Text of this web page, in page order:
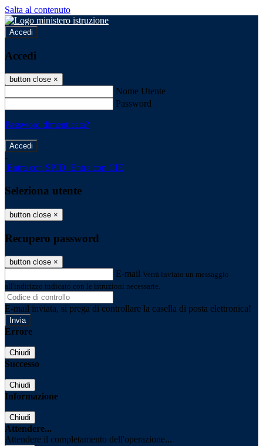
Salta al contenuto
Accedi
Accedi
button close ×
Nome Utente
Password
Password dimenticata?
-
Entra con SPID Entra con CIE
Seleziona utente
button close ×
Recupero password
button close ×
E-mail Verrà inviato un messaggio
all'indirizzo indicato con le istruzioni necessarie.
E-mail inviata, si prega di controllare la casella di posta elettronica!
Errore
Chiudi
Successo
Chiudi
Informazione
Chiudi
Attendere...
Attendere il completamento dell'operazione...